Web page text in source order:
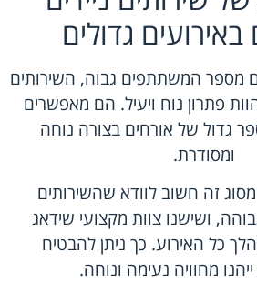
גדולים
מספר המשתתפים גבוה, השירותים
פתרון נוח ויעיל. הם מאפשרים
גדול של אורחים בצורה נוחה
ומסודרת.
זה חשוב לוודא שהשירותים
ושישנו צוות מקצועי שידאג
כל האירוע. כך ניתן להבטיח
מחוויה נעימה ונוחה.